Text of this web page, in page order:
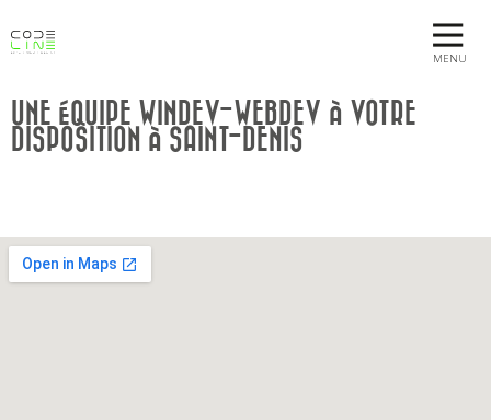
MENU
UNE ÉQUIPE WINDEV-WEBDEV À VOTRE
DISPOSITION À SAINT-DENIS